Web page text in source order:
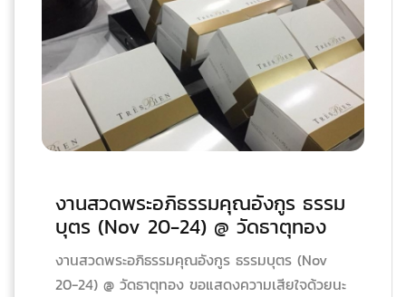
งานสวดพระอภิธรรมคุณอังกูร ธรรม
บุตร (Nov 20-24) @ วัดธาตุทอง
งานสวดพระอภิธรรมคุณอังกูร ธรรมบุตร (Nov
20-24) @ วัดธาตุทอง ขอแสดงความเสียใจด้วยนะ